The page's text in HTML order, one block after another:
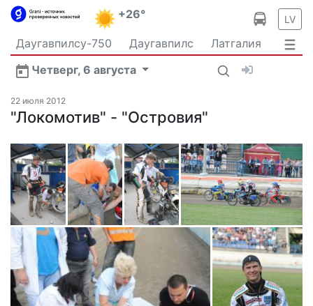
+26° LV
Даугавпилсу-750 Даугавпилс
Латгалия
Латвия
Политика Происшествия
Спорт
Общество
Четверг, 6 августа
Новости Даугавпилса
Транспорт
В мире
Рыбалка и охота
22 июля 2012
"Локомотив" - "Островия"